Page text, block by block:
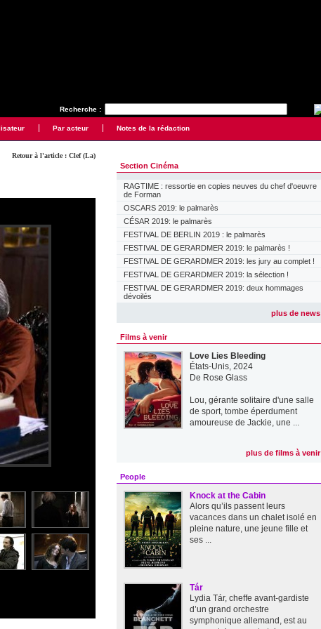
Recherche :
Par acteur Notes de la rédaction
Retour à l'article : Clef (La)
Section Cinéma
RAGTIME : ressortie en copies neuves du chef d'oeuvre
de Forman
OSCARS 2019: le palmarès
CÉSAR 2019: le palmarès
FESTIVAL DE BERLIN 2019 : le palmarès
FESTIVAL DE GERARDMER 2019: le palmarès !
FESTIVAL DE GERARDMER 2019: les jury au complet !
FESTIVAL DE GERARDMER 2019: la sélection !
FESTIVAL DE GERARDMER 2019: deux hommages
dévoilés
plus de news
Films à venir
Love Lies Bleeding
États-Unis, 2024
De Rose Glass
Lou, gérante solitaire d'une salle
de sport, tombe éperdument
amoureuse de Jackie, une ...
plus de films à venir
People
Knock at the Cabin
Alors qu’ils passent leurs
vacances dans un chalet isolé en
pleine nature, une jeune fille et
ses ...
Tár
Lydia Tár, cheffe avant-gardiste
d’un grand orchestre
symphonique allemand, est au